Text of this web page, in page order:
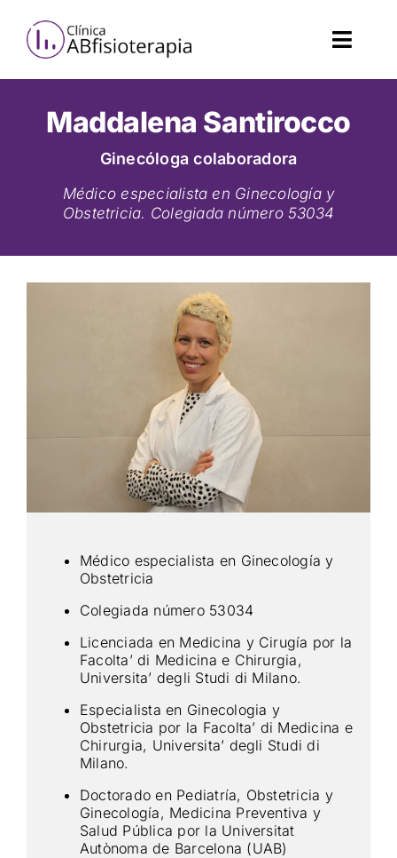
content
Fisioterapia
Reservas
Maddalena Santirocco
Ginecóloga colaboradora
Médico especialista en Ginecología y
Obstetricia. Colegiada número ‍53034
Médico especialista en Ginecología y
Obstetricia
Colegiada número ‍53034
Licenciada en Medicina y Cirugía por la
Facolta’ di Medicina e Chirurgia,
Universita’ degli Studi di Milano.
Especialista en Ginecologia y
Obstetricia por la Facolta’ di Medicina e
Chirurgia, Universita’ degli Studi di
Milano.
Doctorado en Pediatría, Obstetricia y
Ginecología, Medicina Preventiva y
Salud Pública por la Universitat
Autònoma de Barcelona (UAB)